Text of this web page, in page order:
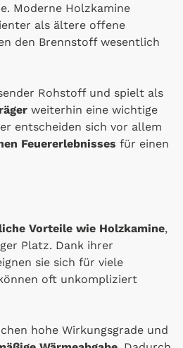
Moderne Holzkamine
als ältere offene
den Brennstoff wesentlich
Rohstoff und spielt als
weiterhin eine wichtige
entscheiden sich vor allem
Feuererlebnisses für einen
Vorteile wie Holzkamine,
Platz. Dank ihrer
sie sich für viele
oft unkompliziert
hohe Wirkungsgrade und